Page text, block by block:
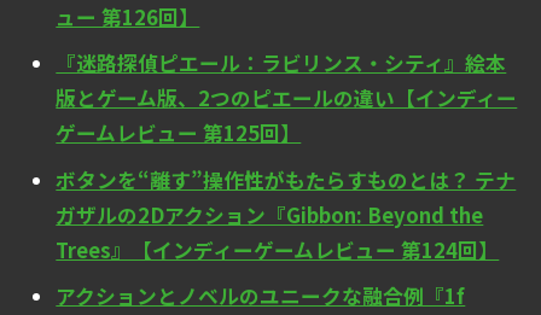
ュー 第126回】
『迷路探偵ピエール：ラビリンス・シティ』絵本
版とゲーム版、2つのピエールの違い【インディー
ゲームレビュー 第125回】
ボタンを“離す”操作性がもたらすものとは？ テナ
ガザルの2Dアクション『Gibbon: Beyond the
Trees』【インディーゲームレビュー 第124回】
アクションとノベルのユニークな融合例『1f